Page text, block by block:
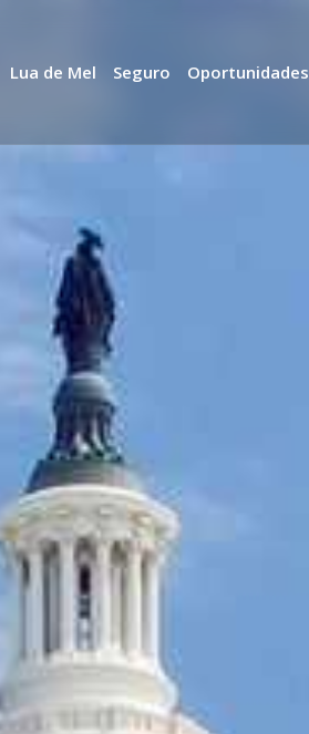
Lua de Mel Seguro Oportunidades